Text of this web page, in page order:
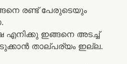
രണ്ട് പേരുടെയും
എനിക്കു ഇങ്ങനെ അടച്ച്
താല്പര്യം ഇല്ല.